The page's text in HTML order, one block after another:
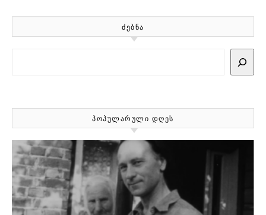
ᲫᲔᲑᲜᲐ
ᲞᲝᲞᲣᲚᲐᲠᲣᲚᲘ ᲓᲦᲔᲡ